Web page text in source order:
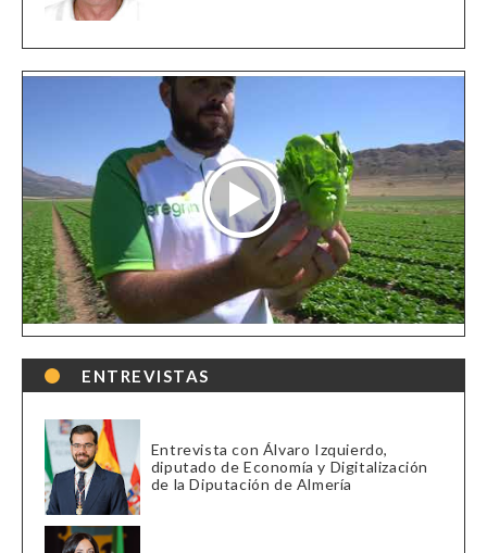
ENTREVISTAS
Entrevista con Álvaro Izquierdo,
diputado de Economía y Digitalización
de la Diputación de Almería